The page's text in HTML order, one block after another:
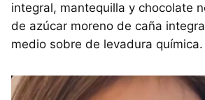
integral, mantequilla y chocolate
de azúcar moreno de caña
medio sobre de levadura química.